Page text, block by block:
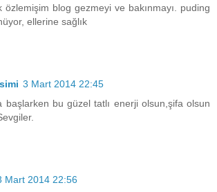
özlemişim blog gezmeyi ve bakınmayı. puding
ellerine sağlık
3 Mart 2014 22:45
başlarken bu güzel tatlı enerji olsun,şifa olsun
Mart 2014 22:56